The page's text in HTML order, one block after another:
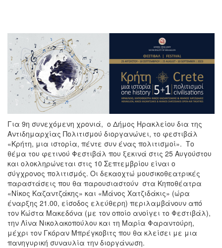
ΠΟΛΗ
Για 9η συνεχόμενη χρονιά, ο Δήμος Ηρακλείου δια της
Αντιδημαρχίας Πολιτισμού διοργανώνει, το φεστιβάλ
«Κρήτη, μια ιστορία, πέντε συν ένας πολιτισμοί». Το
θέμα του φετινού Φεστιβάλ που ξεκινά στις 25 Αυγούστου
και ολοκληρώνεται στις 10 Σεπτεμβρίου είναι ο
σύγχρονος πολιτισμός. Οι δεκαοχτώ μουσικοθεατρικές
παραστάσεις που θα παρουσιαστούν στα Κηποθέατρα
«Νίκος Καζαντζάκης» και «Μάνος Χατζιδάκις» (ώρα
έναρξης 21.00, είσοδος ελεύθερη) περιλαμβάνουν από
τον Κώστα Μακεδόνα (με τον οποίο ανοίγει το Φεστιβάλ),
την Λίνα Νικολακοπούλου και τη Μαρία Φαραντούρη,
μέχρι τον Γκόραν Μπρέγκοβιτς που θα κλείσει με μια
πανηγυρική συναυλία την διοργάνωση.